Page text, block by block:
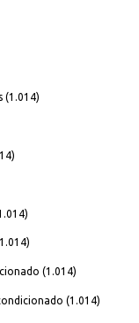
(1.014)
(1.014)
(1.014)